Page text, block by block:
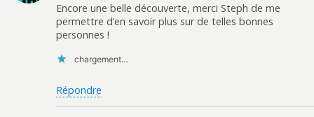
Encore une belle découverte, merci Steph de me
permettre d’en savoir plus sur de telles bonnes
personnes !
chargement…
Répondre